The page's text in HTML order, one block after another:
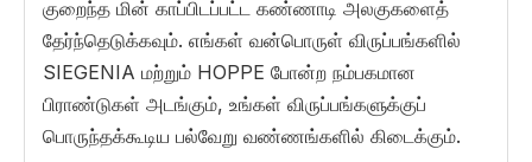
குறைந்த மின் காப்பிடப்பட்ட கண்ணாடி அலகுகளைத்
தேர்ந்தெடுக்கவும். எங்கள் வன்பொருள் விருப்பங்களில்
SIEGENIA மற்றும் HOPPE போன்ற நம்பகமான
பிராண்டுகள் அடங்கும், உங்கள் விருப்பங்களுக்குப்
பொருந்தக்கூடிய பல்வேறு வண்ணங்களில் கிடைக்கும்.